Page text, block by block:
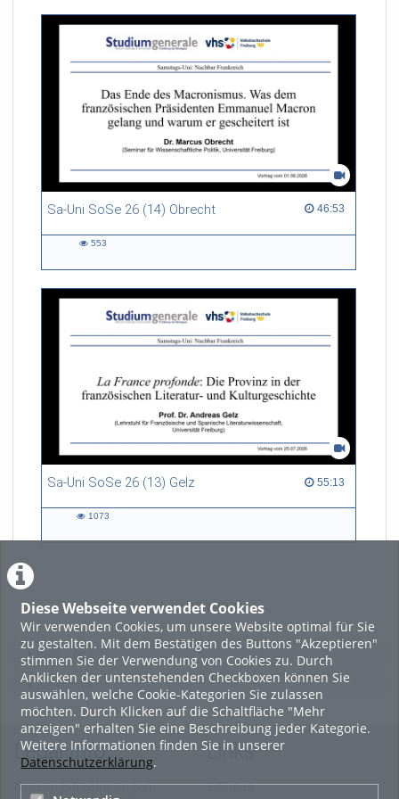
Diese Webseite verwendet Cookies
Wir verwenden Cookies, um unsere Website optimal für Sie
zu gestalten. Mit dem Bestätigen des Buttons "Akzeptieren"
stimmen Sie der Verwendung von Cookies zu. Durch
Anklicken der untenstehenden Checkboxen können Sie
auswählen, welche Cookie-Kategorien Sie zulassen
möchten. Durch Klicken auf die Schaltfläche "Mehr
anzeigen" erhalten Sie eine Beschreibung jeder Kategorie.
Weitere Informationen finden Sie in unserer
Datenschutzerklärung.
Sa-Uni SoSe 26 (14) Obrecht 46:53
46:53 duration
553
Sa-Uni SoSe 26 (13) Gelz 55:13
55:13 duration
1073
LADE MEHR
Featured
Beliebtheit
Legal Info
Nutzungsbedingungen
Links
Sitemap